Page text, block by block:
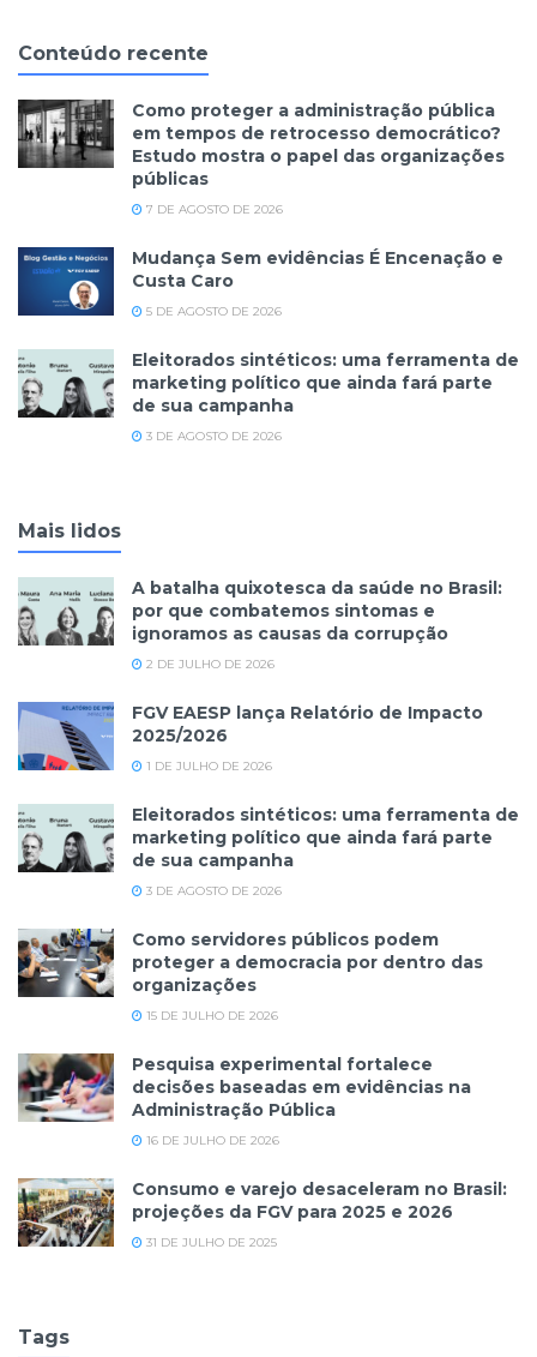
Conteúdo recente
Como proteger a administração pública
em tempos de retrocesso democrático?
Estudo mostra o papel das organizações
públicas
7 DE AGOSTO DE 2026
Mudança Sem evidências É Encenação e
Custa Caro
5 DE AGOSTO DE 2026
Eleitorados sintéticos: uma ferramenta de
marketing político que ainda fará parte
de sua campanha
3 DE AGOSTO DE 2026
Mais lidos
A batalha quixotesca da saúde no Brasil:
por que combatemos sintomas e
ignoramos as causas da corrupção
2 DE JULHO DE 2026
FGV EAESP lança Relatório de Impacto
2025/2026
1 DE JULHO DE 2026
Eleitorados sintéticos: uma ferramenta de
marketing político que ainda fará parte
de sua campanha
3 DE AGOSTO DE 2026
Como servidores públicos podem
proteger a democracia por dentro das
organizações
15 DE JULHO DE 2026
Pesquisa experimental fortalece
decisões baseadas em evidências na
Administração Pública
16 DE JULHO DE 2026
Consumo e varejo desaceleram no Brasil:
projeções da FGV para 2025 e 2026
31 DE JULHO DE 2025
Tags